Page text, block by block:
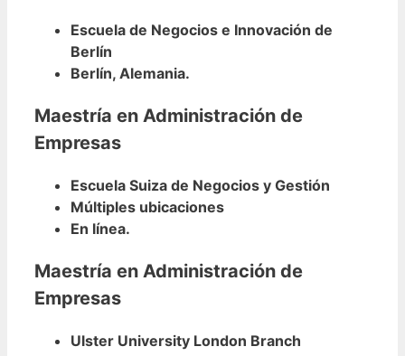
Escuela de Negocios e Innovación de
Berlín
Berlín, Alemania.
Maestría en Administración de
Empresas
Escuela Suiza de Negocios y Gestión
Múltiples ubicaciones
En línea.
Maestría en Administración de
Empresas
Ulster University London Branch